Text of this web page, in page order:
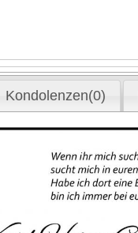
Kondolenzen(0)